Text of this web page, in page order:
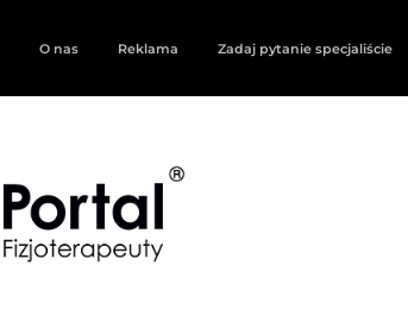
O nas Reklama Zadaj pytanie specjaliście